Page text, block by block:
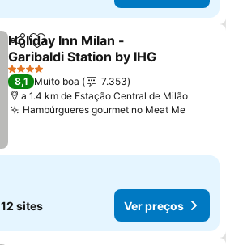
PartilharAdicionar aos favoritos
Holiday Inn Milan -
Garibaldi Station by IHG
Ver preços
4 Estrelas
8,1 Muito boa
7.353
a 1.4 km de Estação Central de Milão
Hambúrgueres gourmet no Meat MeVer
12 sites Ver preços